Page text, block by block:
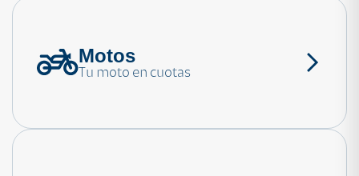
¿Necesitas ayuda?
Motos
Tu moto en cuotas